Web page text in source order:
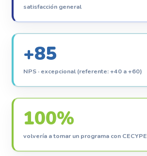
satisfacción general
+85
NPS · excepcional (referente: +40 a +60)
100%
volvería a tomar un programa con CECYPE